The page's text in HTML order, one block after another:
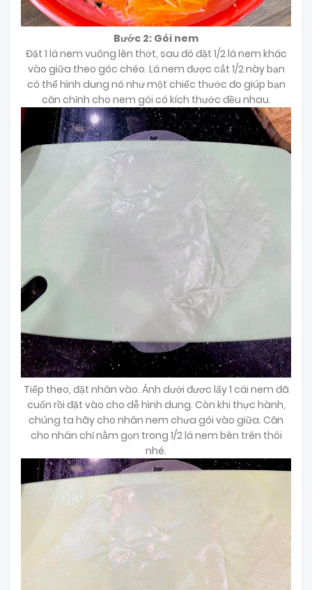
Bước 2: Gói nem
Đặt 1 lá nem vuông lên thớt, sau đó đặt 1/2 lá nem khác
vào giữa theo góc chéo. Lá nem được cắt 1/2 này bạn
có thể hình dung nó như một chiếc thước đo giúp bạn
căn chỉnh cho nem gói có kích thước đều nhau.
Tiếp theo, đặt nhân vào. Ảnh dưới được lấy 1 cái nem đã
cuốn rồi đặt vào cho dễ hình dung. Còn khi thực hành,
chúng ta hãy cho nhân nem chưa gói vào giữa. Căn
cho nhân chỉ nằm gọn trong 1/2 lá nem bên trên thôi
nhé.